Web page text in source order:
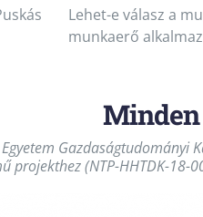
Lehet-e válasz a
munkaerő
projekthez (NTP-HHTDK-18-